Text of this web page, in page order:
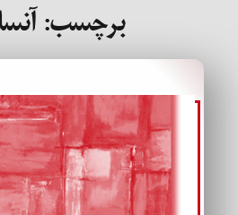
برچسب: